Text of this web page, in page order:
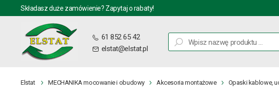
Składasz duże zamówienie? Zapytaj o rabaty!
61 852 65 42
elstat@elstat.pl
Elstat MECHANIKA mocowanie i obudowy Akcesoria montażowe Opaski kablowe,